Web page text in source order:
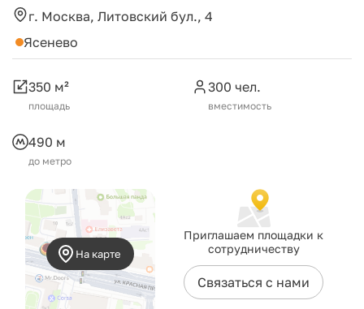
г. Москва, Литовский бул., 4
Ясенево
350 м²
площадь
300 чел.
вместимость
490 м
до метро
На карте
Приглашаем площадки к
сотрудничеству
Связаться с нами